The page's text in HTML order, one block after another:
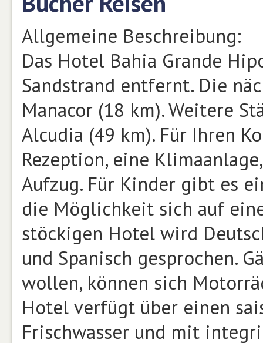
Allgemeine Beschreibung:
Das Hotel Bahia Grande
Sandstrand entfernt. Die
Manacor (18 km). Weitere
Alcudia (49 km). Für Ihren
Rezeption, eine
Aufzug. Für Kinder gibt es
die Möglichkeit sich auf
stöckigen Hotel wird
und Spanisch gesprochen.
wollen, können sich
Hotel verfügt über einen
Frischwasser und mit